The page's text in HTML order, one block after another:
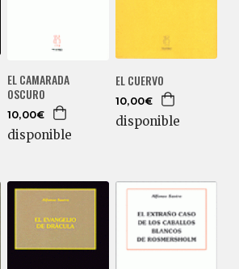
EL CAMARADA
OSCURO
10,00€
disponible
EL CUERVO
10,00€
disponible